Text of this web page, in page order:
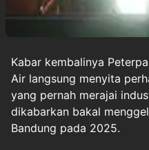
Kabar kembalinya
Air langsung menyita
yang pernah merajai
dikabarkan bakal
Bandung pada 2025.